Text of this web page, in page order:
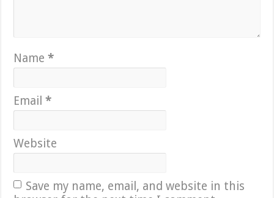
Name*
Email*
Website
Save my name, email, and website in this